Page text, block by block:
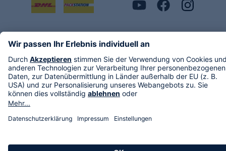
AGB Datenschutz Impressum
Alle Rechte vorbehalten. Alle Preise inkl. gesetzlicher MwSt., zzgl. Versandkosten.